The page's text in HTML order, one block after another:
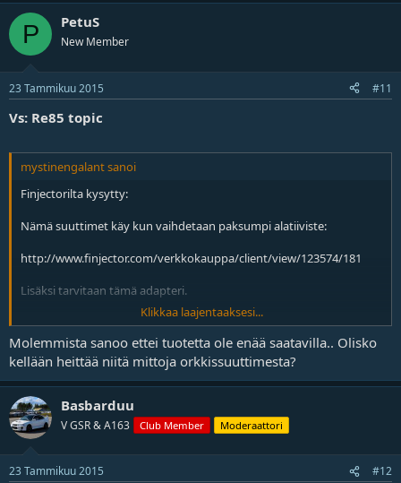
P PetuS
New Member
23 Tammikuu 2015 #11
Vs: Re85 topic
mystinengalant sanoi
Finjectorilta kysytty:
Nämä suuttimet käy kun vaihdetaan paksumpi alatiiviste:
http://www.finjector.com/verkkokauppa/client/view/123574/181
Lisäksi tarvitaan tämä adapteri.
http://www.finjector.com/verkkokauppa/fin/liitinadapteri_ev6_ev14
_uscar_jetronic_ev1-p-138623-0/
Klikkaa laajentaaksesi...
Molemmista sanoo ettei tuotetta ole enää saatavilla.. Olisko
kellään heittää niitä mittoja orkkissuuttimesta?
Basbarduu
V GSR & A163 Club Member Moderaattori
23 Tammikuu 2015 #12